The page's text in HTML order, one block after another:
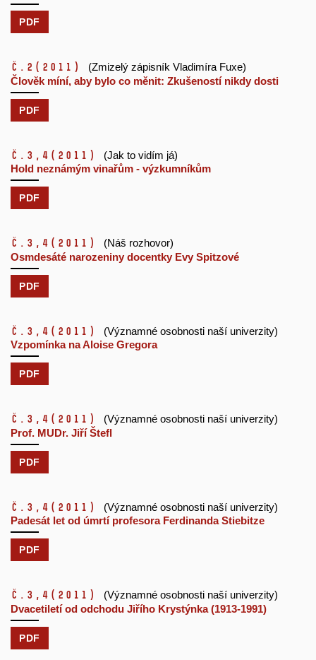
PDF
č.2 (2011)
(Zmizelý zápisník Vladimíra Fuxe)
Člověk míní, aby bylo co měnit: Zkušeností nikdy dosti
PDF
č.3,4 (2011)
(Jak to vidím já)
Hold neznámým vinařům - výzkumníkům
PDF
č.3,4 (2011)
(Náš rozhovor)
Osmdesáté narozeniny docentky Evy Spitzové
PDF
č.3,4 (2011)
(Významné osobnosti naší univerzity)
Vzpomínka na Aloise Gregora
PDF
č.3,4 (2011)
(Významné osobnosti naší univerzity)
Prof. MUDr. Jiří Štefl
PDF
č.3,4 (2011)
(Významné osobnosti naší univerzity)
Padesát let od úmrtí profesora Ferdinanda Stiebitze
PDF
č.3,4 (2011)
(Významné osobnosti naší univerzity)
Dvacetiletí od odchodu Jiřího Krystýnka (1913-1991)
PDF